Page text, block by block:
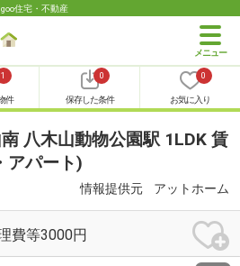
住宅・不動産
1
件
0
保存した条件
0
お気に入り
八木山動物公園駅 1LDK 賃
アパート)
情報提供元 アットホーム
費等3000円